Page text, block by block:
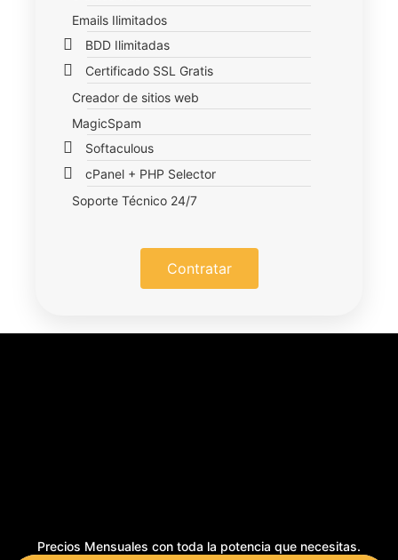
Emails Ilimitados
BDD Ilimitadas
Certificado SSL Gratis
Creador de sitios web
MagicSpam
Softaculous
cPanel + PHP Selector
Soporte Técnico 24/7
Contratar
Precios Mensuales con toda la potencia que necesitas.